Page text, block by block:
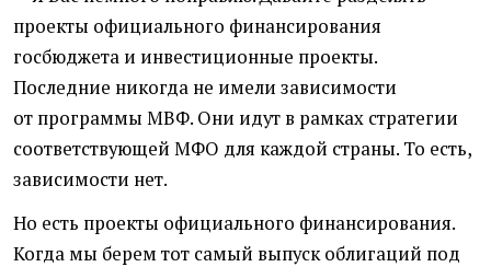
проекты официального финансирования
госбюджета и инвестиционные проекты.
Последние никогда не имели зависимости
от программы МВФ. Они идут в рамках стратегии
соответствующей МФО для каждой страны. То есть,
зависимости нет.
Но есть проекты официального финансирования.
Когда мы берем тот самый выпуск облигаций под